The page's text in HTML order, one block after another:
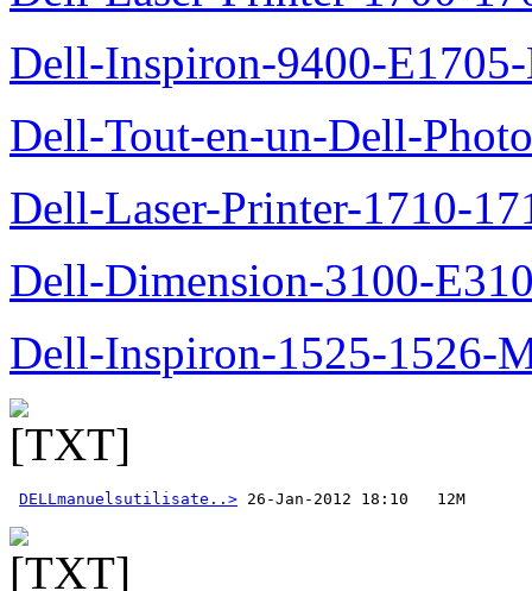
Dell-Inspiron-9400-
Dell-Tout-en-un-Dell-
Dell-Laser-Printer-1710-
Dell-Dimension-3100-
Dell-Inspiron-1525-1526-
DELLmanuelsutilisate..>